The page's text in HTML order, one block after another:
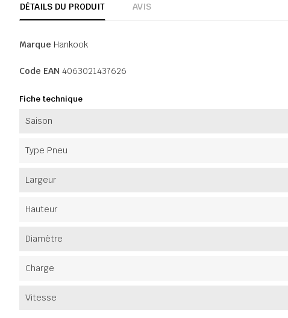
DÉTAILS DU PRODUIT AVIS
Marque Hankook
Code EAN 4063021437626
Fiche technique
Saison
Type Pneu
Largeur
Hauteur
Diamètre
Charge
Vitesse